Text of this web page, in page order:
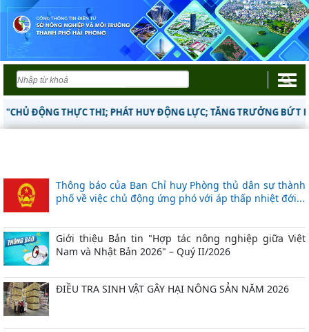
ĐỘNG THỰC THI; PHÁT HUY ĐỘNG LỰC; TĂNG TRƯỞNG BỨT PHÁ"
động ứng phó với áp thấp nhiệt đới...
Thông báo của Ban Chỉ huy Phòng thủ dân sự thành
phố về việc chủ động ứng phó với áp thấp nhiệt đới...
Giới thiệu Bản tin "Hợp tác nông nghiệp giữa Việt
Nam và Nhật Bản 2026" – Quý II/2026
ĐIỀU TRA SINH VẬT GÂY HẠI NÔNG SẢN NĂM 2026